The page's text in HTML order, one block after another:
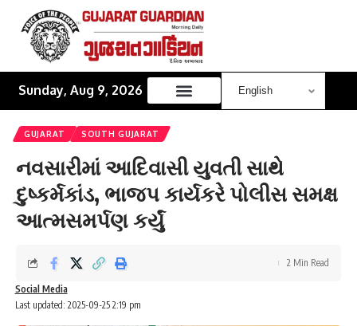
Sunday, Aug 9, 2026
GUJARAT SOUTH GUJARAT
નવસારીમાં આદિવાસી યુવતી સાથે
દુષ્કર્મકાંડ, ભાજપ કાર્યકરે પોલીસ સમક્ષ
આત્મસમર્પણ કર્યું
Last updated: 2025-09-25 2:19 pm
Social Media
2 Min Read